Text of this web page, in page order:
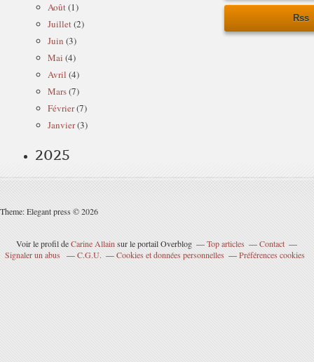
Août(1)
Juillet(2)
Juin (3)
Mai (4)
Avril (4)
Mars(7)
Février(7)
Janvier(3)
2025
Rss
Theme: Elegant press © 2026
Voir le profil deCarine Allainsur le portail Overblog Top articles
Contact
Signaler un abus
C.G.U. Cookies et données personnelles Préférences cookies